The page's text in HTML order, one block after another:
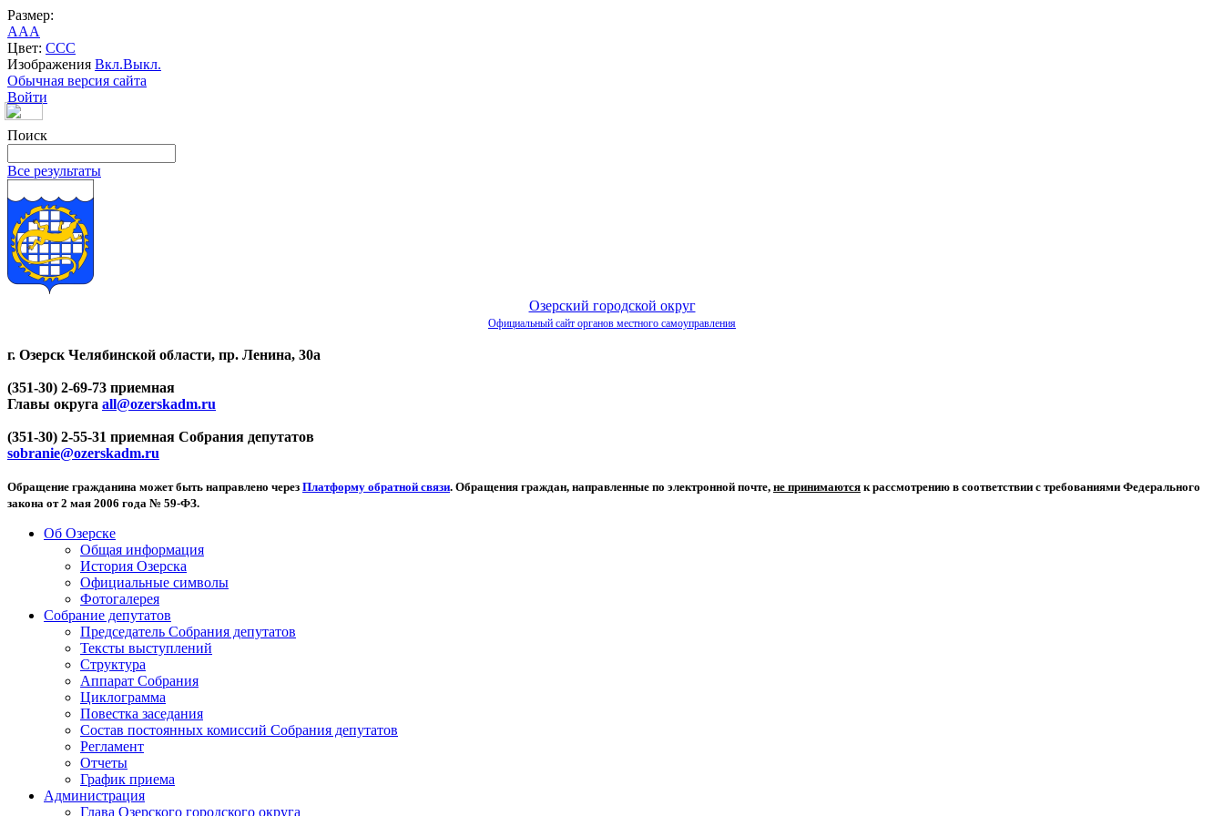
Размер:
AAA
Цвет: CCC
Изображения Вкл.Выкл.
Обычная версия сайта
Войти
Поиск
Все результаты
Озерский городской округ
Официальный сайт органов местного самоуправления
г. Озерск Челябинской области, пр. Ленина, 30а
(351-30) 2-69-73 приемная
Главы округа all@ozerskadm.ru
(351-30) 2-55-31 приемная Собрания депутатов
sobranie@ozerskadm.ru
Обращение гражданина может быть направлено через Платформу обратной связи. Обращения граждан, направленные по электронной почте, не принимаются к рассмотрению в соответствии с требованиями Федерального
закона от 2 мая 2006 года № 59-ФЗ.
Об Озерске
Общая информация
История Озерска
Официальные символы
Фотогалерея
Собрание депутатов
Председатель Собрания депутатов
Тексты выступлений
Структура
Аппарат Собрания
Циклограмма
Повестка заседания
Состав постоянных комиссий Собрания депутатов
Регламент
Отчеты
График приема
Администрация
Глава Озерского городского округа